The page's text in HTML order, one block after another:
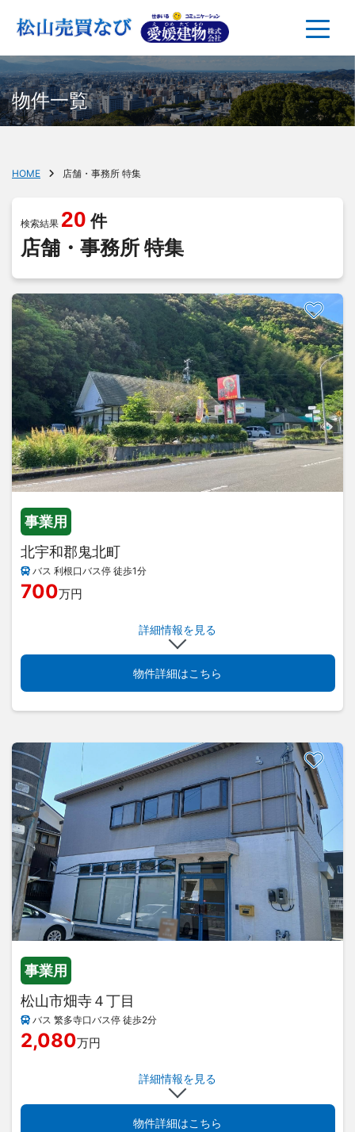
物件一覧
HOME 店舗・事務所 特集
検索結果 20 件
店舗・事務所 特集
事業用
北宇和郡鬼北町
バス 利根口バス停 徒歩1分
700万円
詳細情報を見る
物件詳細はこちら
事業用
松山市畑寺４丁目
バス 繁多寺口バス停 徒歩2分
2,080万円
詳細情報を見る
物件詳細はこちら